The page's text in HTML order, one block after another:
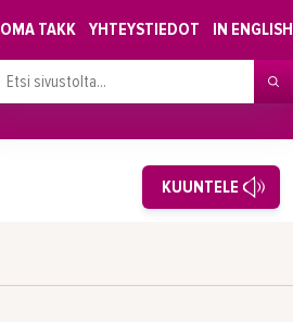
OMA TAKK YHTEYSTIEDOT IN ENGLISH
KUUNTELE
Alkavat koulutukset osiosta